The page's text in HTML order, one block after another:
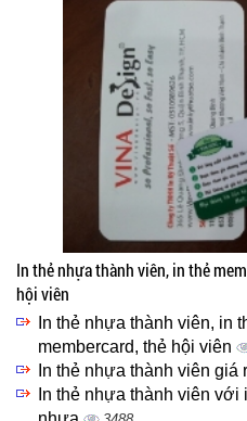
In thẻ nhựa thành viên, in thẻ
hội viên
In thẻ nhựa thành viên, in
membercard, thẻ hội viên
In thẻ nhựa thành viên giá
In thẻ nhựa thành viên